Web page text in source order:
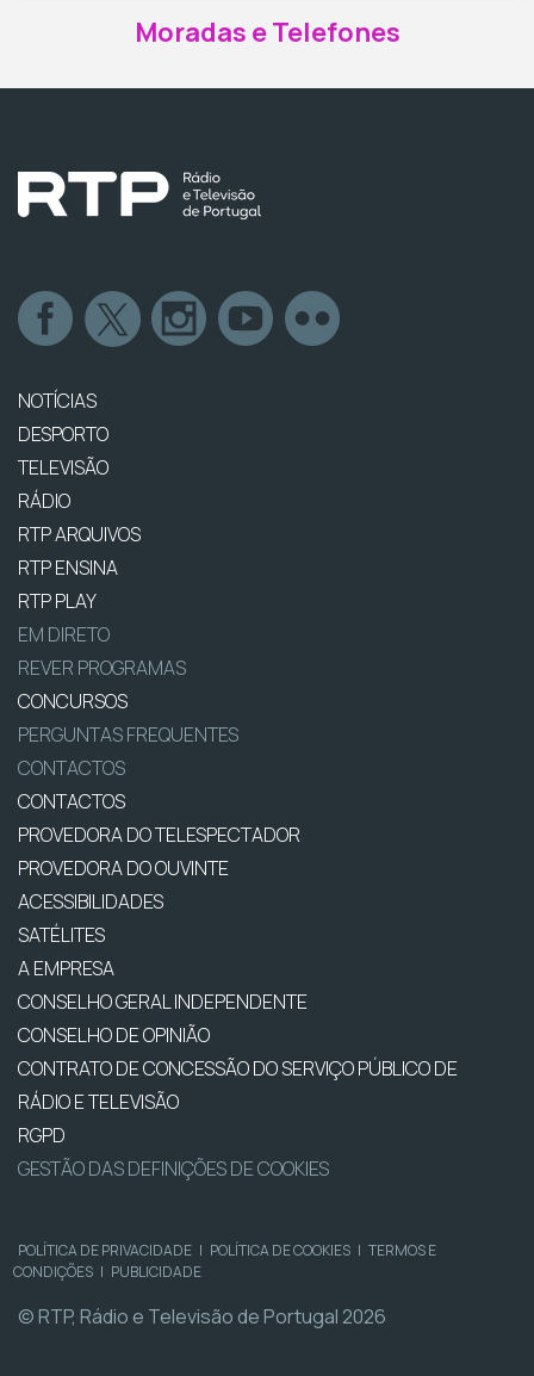
Moradas e Telefones
NOTÍCIAS
DESPORTO
TELEVISÃO
RÁDIO
RTP ARQUIVOS
RTP ENSINA
RTP PLAY
EM DIRETO
REVER PROGRAMAS
CONCURSOS
PERGUNTAS FREQUENTES
CONTACTOS
CONTACTOS
PROVEDORA DO TELESPECTADOR
PROVEDORA DO OUVINTE
ACESSIBILIDADES
SATÉLITES
A EMPRESA
CONSELHO GERAL INDEPENDENTE
CONSELHO DE OPINIÃO
CONTRATO DE CONCESSÃO DO SERVIÇO PÚBLICO DE
RÁDIO E TELEVISÃO
RGPD
GESTÃO DAS DEFINIÇÕES DE COOKIES
POLÍTICA DE PRIVACIDADE | POLÍTICA DE COOKIES | TERMOS E
CONDIÇÕES | PUBLICIDADE
© RTP, Rádio e Televisão de Portugal 2026